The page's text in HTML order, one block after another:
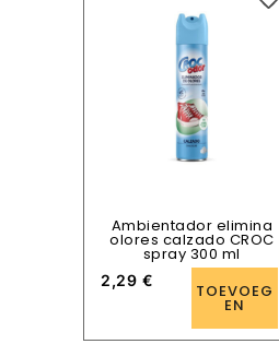
Ambientador elimina
olores calzado CROC
spray 300 ml
2,29 €
TOEVOEG
EN